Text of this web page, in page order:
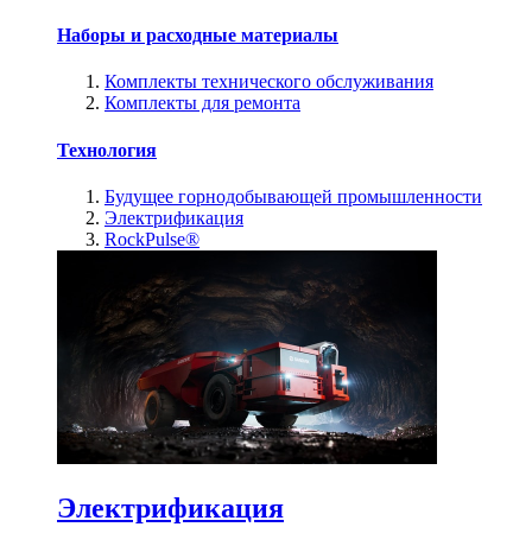
Наборы и расходные материалы
Комплекты технического обслуживания
Комплекты для ремонта
Технология
Будущее горнодобывающей промышленности
Электрификация
RockPulse®
Электрификация